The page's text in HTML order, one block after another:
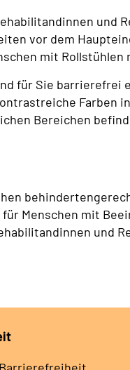
und
vor dem
mit Rollstühlen
für Sie barrierefrei
Farben
Bereichen
Menschen mit
und